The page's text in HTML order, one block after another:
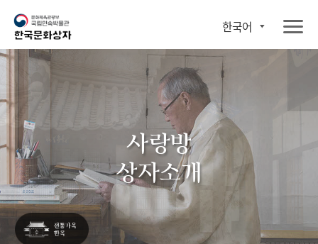
한국어
사랑방
상자소개